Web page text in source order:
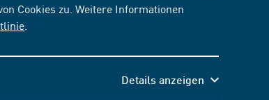
Cookies zu. Weitere Informationen
Details anzeigen